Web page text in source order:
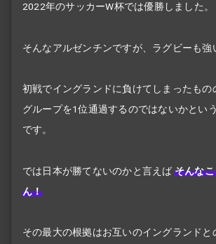
2022年のサッカーW杯では優勝しました。
そんなアルゼンチンですが、ラグビーも強
初戦でイングランドに負けてしまったもの
グループを1位通過するのではないかとい
です。
では日本が勝てないのかと言えば そんな
ん！
その最大の根拠はお互いのイングランドと